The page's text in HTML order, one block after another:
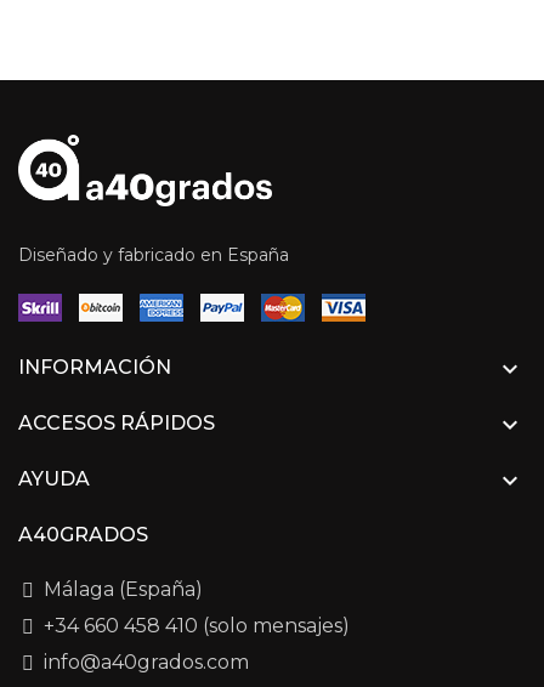
Diseñado y fabricado en España
INFORMACIÓN 
ACCESOS RÁPIDOS 
AYUDA 
A40GRADOS
Málaga (España)
+34 660 458 410 (solo mensajes)
info@a40grados.com